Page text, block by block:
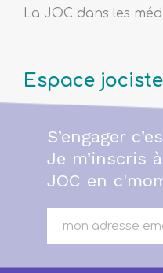
La JOC dans les
Espace jociste
S’engager
Je m’inscris
JOC en